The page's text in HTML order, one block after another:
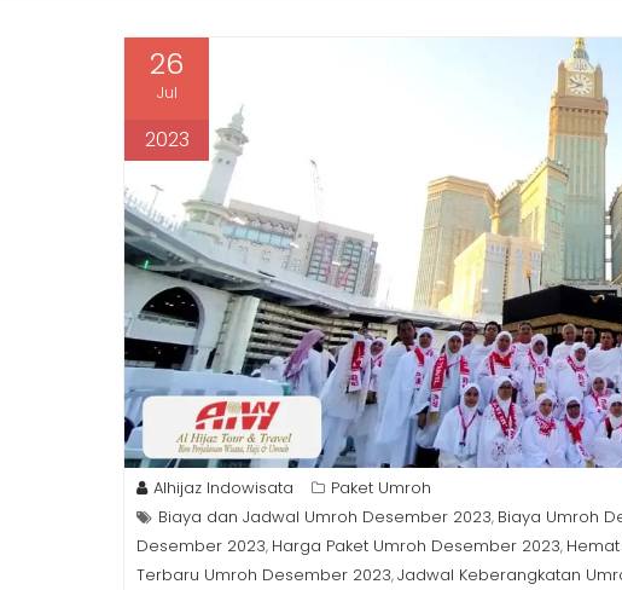
26
Jul
2023
Alhijaz Indowisata
Paket Umroh
Biaya dan Jadwal Umroh Desember 2023, Biaya Umroh
Desember 2023, Harga Paket Umroh Desember 2023,
Terbaru Umroh Desember 2023,Jadwal Keberangkatan